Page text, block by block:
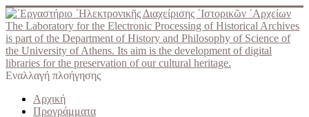
The Laboratory for the Electronic Processing of Historical Archives
is part of the Department of History and Philosophy of Science of
the University of Athens. Its aim is the development of digital
libraries for the preservation of our cultural heritage.
Εναλλαγή πλοήγησης
Αρχική
Προγράμματα